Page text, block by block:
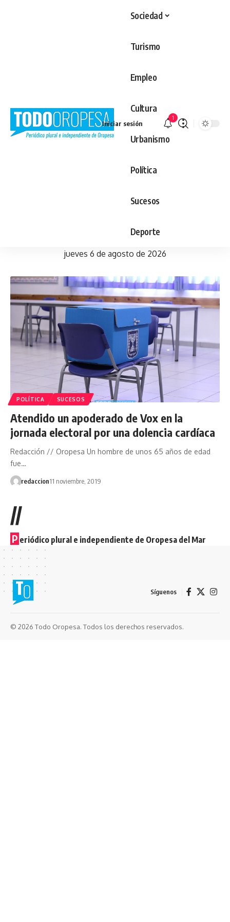
Sociedad
Turismo
Empleo
Cultura
Urbanismo
Política
Sucesos
Deporte
Iniciar sesión
1
jueves 6 de agosto de 2026
POLÍTICA SUCESOS
Atendido un apoderado de Vox en la
jornada electoral por una dolencia cardíaca
Redacción // Oropesa Un hombre de unos 65 años de edad
fue…
redaccion11 noviembre, 2019
//
P eriódico plural e independiente de Oropesa del Mar
Síguenos
© 2026 Todo Oropesa. Todos los derechos reservados.